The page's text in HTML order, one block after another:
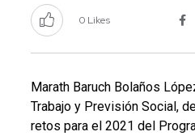
0 Likes
Marath Baruch Bolaños
Trabajo y Previsión Social,
retos para el 2021 del